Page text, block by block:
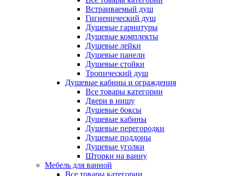
Встраиваемый душ
Гигиенический душ
Душевые гарнитуры
Душевые комплекты
Душевые лейки
Душевые панели
Душевые стойки
Тропический душ
Душевые кабины и ограждения
Все товары категории
Двери в нишу
Душевые боксы
Душевые кабины
Душевые перегородки
Душевые поддоны
Душевые уголки
Шторки на ванну
Мебель для ванной
Все товары категории